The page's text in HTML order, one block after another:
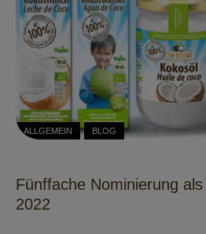
ALLGEMEIN BLOG
Fünffache Nominierung
2022